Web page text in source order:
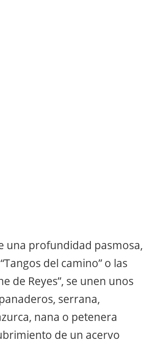
una profundidad pasmosa,
del camino” o las
de Reyes”, se unen unos
serrana,
nana o petenera
de un acervo